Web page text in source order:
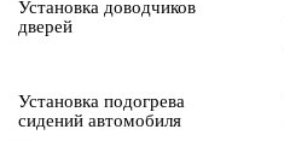
Установка доводчиков
дверей
Установка подогрева
сидений автомобиля